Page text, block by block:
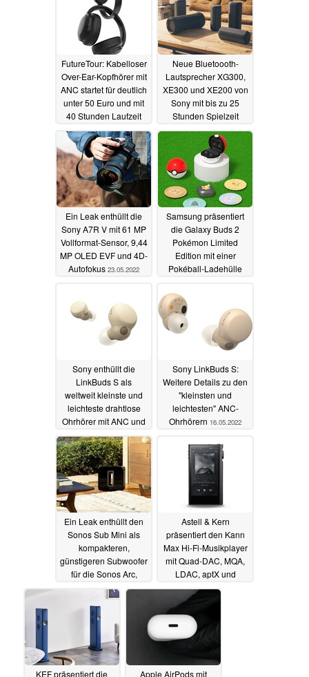
FutureTour: Kabelloser
Over-Ear-Kopfhörer mit
ANC startet für deutlich
unter 50 Euro und mit
40 Stunden Laufzeit
08.01.2023
Neue Bluetoooth-
Lautsprecher XG300,
XE300 und XE200 von
Sony mit bis zu 25
Stunden Spielzeit
04.06.2022
Ein Leak enthüllt die
Sony A7R V mit 61 MP
Vollformat-Sensor, 9,44
MP OLED EVF und 4D-
Autofokus 23.05.2022
Samsung präsentiert
die Galaxy Buds 2
Pokémon Limited
Edition mit einer
Pokéball-Ladehülle
Sony enthüllt die
LinkBuds S als
weltweit kleinste und
leichteste drahtlose
Ohrhörer mit ANC und
Hi-Res-Support
18.05.2022
Sony LinkBuds S:
Weitere Details zu den
"kleinsten und
leichtesten" ANC-
Ohrhörern 16.05.2022
Ein Leak enthüllt den
Sonos Sub Mini als
kompakteren,
günstigeren Subwoofer
für die Sonos Arc,
Beam und Ray
16.05.2022
Astell & Kern
präsentiert den Kann
Max Hi-Fi-Musikplayer
mit Quad-DAC, MQA,
LDAC, aptX und
DSD51216.05.2022
KEF präsentiert die
Apple AirPods mit